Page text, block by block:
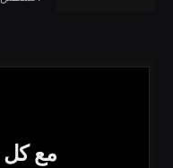
مع كل